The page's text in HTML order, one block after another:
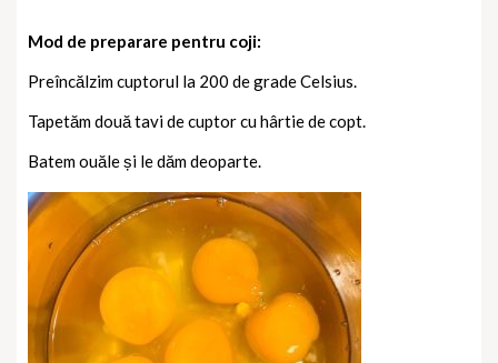
Mod de preparare pentru coji:
Preîncălzim cuptorul la 200 de grade Celsius.
Tapetăm două tavi de cuptor cu hârtie de copt.
Batem ouăle și le dăm deoparte.